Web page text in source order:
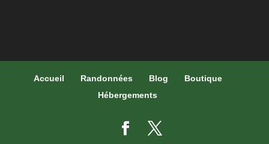
Accueil Randonnées Blog
Boutique
Hébergements